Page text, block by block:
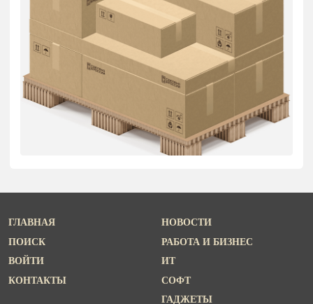
ГЛАВНАЯ
ПОИСК
ВОЙТИ
КОНТАКТЫ
НОВОСТИ
РАБОТА И БИЗНЕС
ИТ
СОФТ
ГАДЖЕТЫ